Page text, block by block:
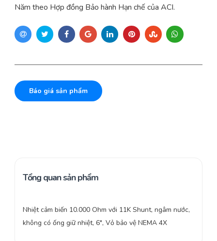
Năm theo Hợp đồng Bảo hành Hạn chế của ACI.
Báo giá sản phẩm
Tổng quan sản phẩm
Nhiệt cảm biến 10.000 Ohm với 11K Shunt, ngâm nước,
không có ống giữ nhiệt, 6″, Vỏ bảo vệ NEMA 4X